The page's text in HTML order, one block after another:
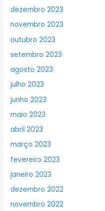
dezembro 2023
novembro 2023
outubro 2023
setembro 2023
agosto 2023
julho 2023
junho 2023
maio 2023
abril 2023
março 2023
fevereiro 2023
janeiro 2023
dezembro 2022
novembro 2022